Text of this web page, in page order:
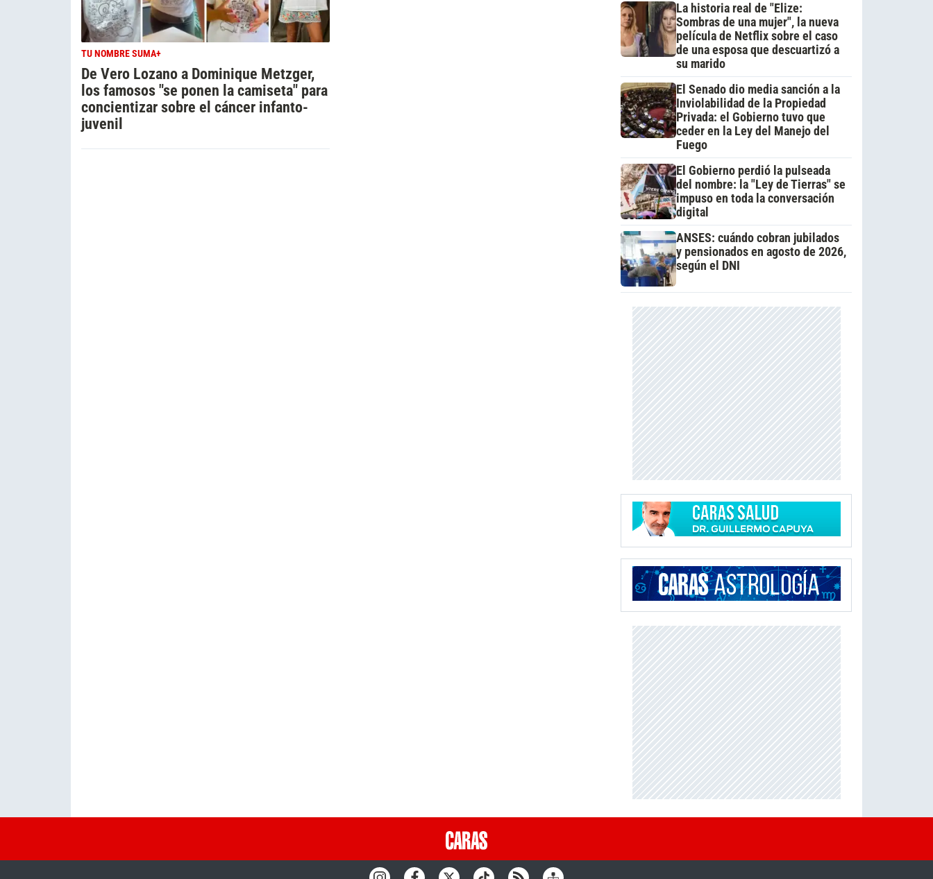
TU NOMBRE SUMA+
De Vero Lozano a Dominique Metzger,
los famosos "se ponen la camiseta" para
concientizar sobre el cáncer infanto-
juvenil
La historia real de "Elize:
Sombras de una mujer", la nueva
película de Netflix sobre el caso
de una esposa que descuartizó a
su marido
El Senado dio media sanción a la
Inviolabilidad de la Propiedad
Privada: el Gobierno tuvo que
ceder en la Ley del Manejo del
Fuego
El Gobierno perdió la pulseada
del nombre: la "Ley de Tierras" se
impuso en toda la conversación
digital
ANSES: cuándo cobran jubilados
y pensionados en agosto de 2026,
según el DNI